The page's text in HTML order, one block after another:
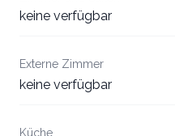
keine verfügbar
Externe Zimmer
keine verfügbar
Küche